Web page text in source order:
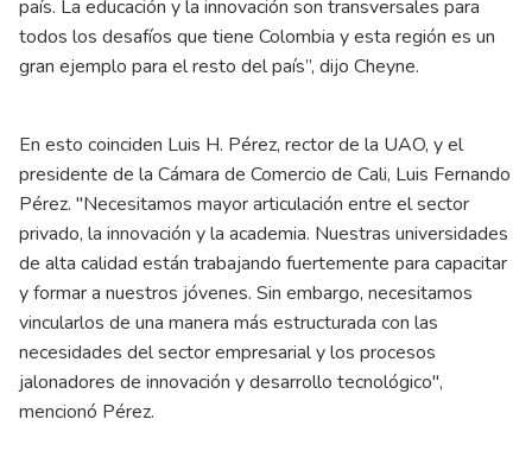
país. La educación y la innovación son transversales para
todos los desafíos que tiene Colombia y esta región es un
gran ejemplo para el resto del país”, dijo Cheyne.
En esto coinciden Luis H. Pérez, rector de la UAO, y el
presidente de la Cámara de Comercio de Cali, Luis Fernando
Pérez. "Necesitamos mayor articulación entre el sector
privado, la innovación y la academia. Nuestras universidades
de alta calidad están trabajando fuertemente para capacitar
y formar a nuestros jóvenes. Sin embargo, necesitamos
vincularlos de una manera más estructurada con las
necesidades del sector empresarial y los procesos
jalonadores de innovación y desarrollo tecnológico",
mencionó Pérez.